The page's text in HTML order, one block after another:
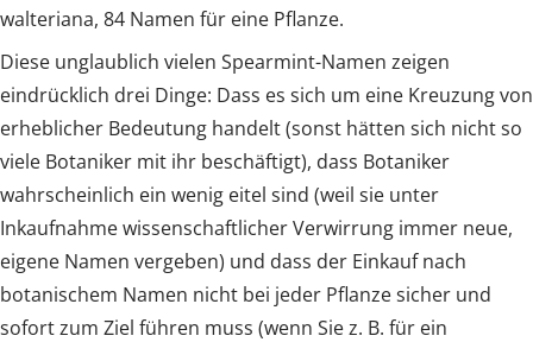
walteriana, 84 Namen für eine Pflanze.
Diese unglaublich vielen Spearmint-Namen zeigen
eindrücklich drei Dinge: Dass es sich um eine Kreuzung von
erheblicher Bedeutung handelt (sonst hätten sich nicht so
viele Botaniker mit ihr beschäftigt), dass Botaniker
wahrscheinlich ein wenig eitel sind (weil sie unter
Inkaufnahme wissenschaftlicher Verwirrung immer neue,
eigene Namen vergeben) und dass der Einkauf nach
botanischem Namen nicht bei jeder Pflanze sicher und
sofort zum Ziel führen muss (wenn Sie z. B. für ein